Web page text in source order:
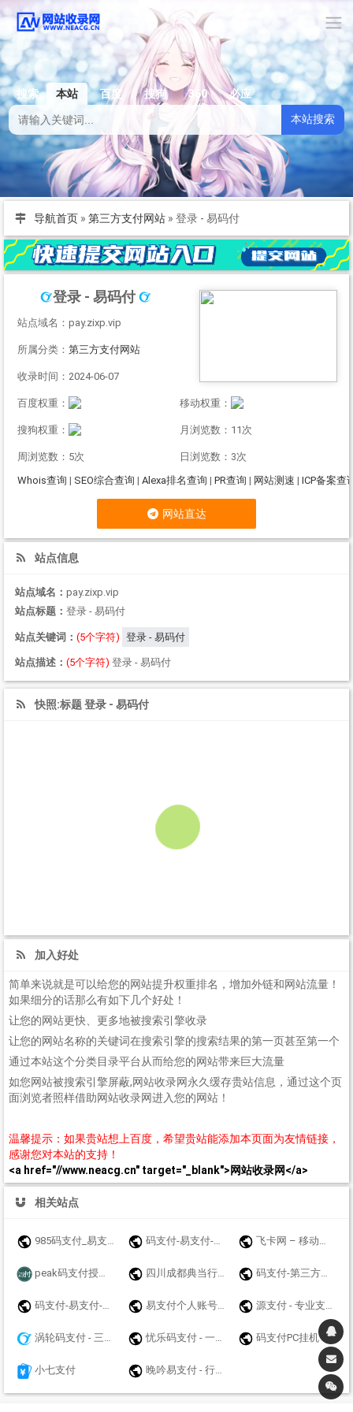
搜索 本站 百度 搜狗 360
必应
本站搜索
导航首页 » 第三方支付网站 » 登录 - 易码付
登录 - 易码付
站点域名：pay.zixp.vip
所属分类： 第三方支付网站
收录时间：2024-06-07
百度权重： 移动权重：
搜狗权重： 月浏览数：11次
周浏览数：5次
日浏览数：3次
Whois查询 | SEO综合查询 | Alexa排名查询 | PR查询 | 网站测速 | ICP备案查
网站直达
站点信息
站点域名： pay.zixp.vip
站点标题： 登录 - 易码付
站点关键词： (5个字符) 登录 - 易码付
站点描述： (5个字符) 登录 - 易码付
快照:标题 登录 - 易码付
加入好处
简单来说就是可以给您的网站提升权重排名，增加外链和网站流量！
如果细分的话那么有如下几个好处！
让您的网站更快、更多地被搜索引擎收录
让您的网站名称的关键词在搜索引擎的搜索结果的第一页甚至第一个
通过本站这个分类目录平台从而给您的网站带来巨大流量
如您网站被搜索引擎屏蔽,网站收录网永久缓存贵站信息，通过这个页
面浏览者照样借助网站收录网进入您的网站！
温馨提示：如果贵站想上百度，希望贵站能添加本页面为友情链接，
感谢您对本站的支持！
<a href="//www.neacg.cn" target="_blank">网站收录网</a>
相关站点
985码支付_易支付_免挂码支付官网_即时到账聚合支付接口 码支付-易支付-源支付-聚合支付-我爱码支付 飞卡网 – 移动联通电信19元无限流量卡推荐_正规手机卡办理
peak码支付授权官网_一款优质的免挂码支付系统-peak码支付正版授权_一站式搭建_免签约免挂机免输入码支付 四川成都典当行公司|成都房产抵押典当|成都车辆质押典当|奢侈品手表黄金评估鉴定寄卖|大额短借垫资个人小额贷款联系方式：13548135501【官方网站】www.yicf.cn 码支付-第三方收款平台
码支付-易支付-源支付-聚合支付-爱码付-爱上扫码支付-码支付官网 易支付个人账号免签约支付api接口网站收款码实时通知工具码支付平台-猴支付 源支付 - 专业支付技术服务商 - 支付接口、三方支付接口、四方支付接口！
涡轮码支付 - 三网免挂稳定 忧乐码支付 - 一个专业的系统平台开发商,值得一试 码支付PC挂机
小七支付 晚吟易支付 - 行业领先的免签约支付平台